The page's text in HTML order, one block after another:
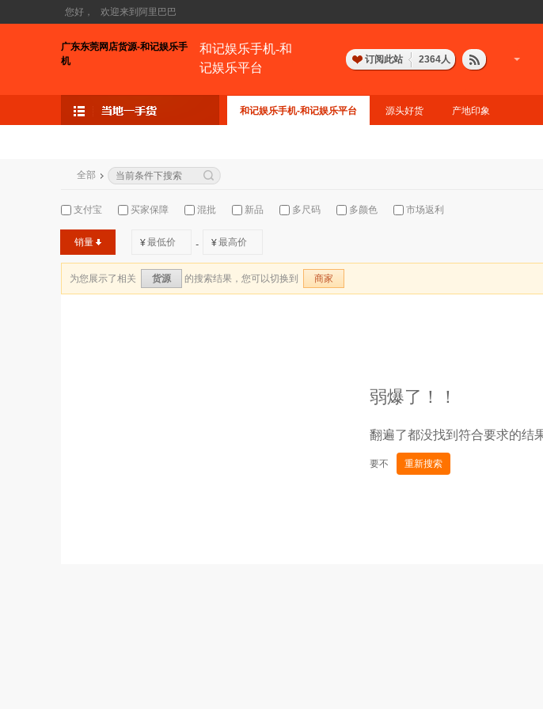
您好， 欢迎来到阿里巴巴
广东东莞网店货源-和记娱乐手
机
和记娱乐手机-和
记娱乐平台
订阅此站 2364人
和记娱乐手机-和记娱乐平台 源头好货 产地印象
全部
支付宝 买家保障 混批 新品 多尺码 多颜色 市场返利
销量 ¥ - ¥
为您展示了相关 货源 的搜索结果，您可以切换到 商家
弱爆了！！
翻遍了都没找到符合要求的结
要不 重新搜索